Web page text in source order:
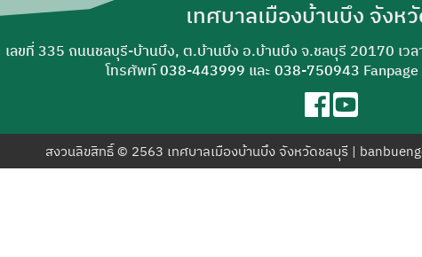
เทศบาลเมืองบ้านบึง จังห
เลขที่ 335 ถนนชลบุรี-บ้านบึง, ต.บ้านบึง อ.บ้านบึง จ.ชลบุรี 20170 เว
โทรศัพท์038-443999 และ038-750943
สงวนลิขสิทธิ์ © 2563 เทศบาลเมืองบ้านบึง จังหวัดชลบุรี |